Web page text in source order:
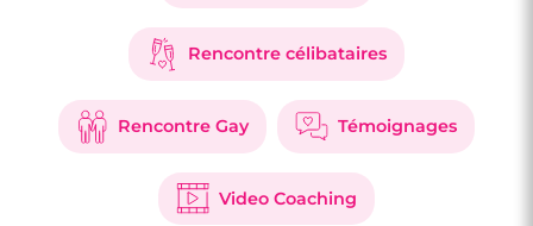
Rencontre célibataires
Rencontre Gay Témoignages
Video Coaching